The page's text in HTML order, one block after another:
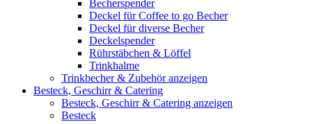
Becherspender
Deckel für Coffee to go Becher
Deckel für diverse Becher
Deckelspender
Rührstäbchen & Löffel
Trinkhalme
Trinkbecher & Zubehör anzeigen
Besteck, Geschirr & Catering
Besteck, Geschirr & Catering anzeigen
Besteck